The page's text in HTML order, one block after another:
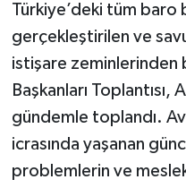
​Türkiye’deki tüm baro
gerçekleştirilen ve
istişare zeminlerinden
Başkanları Toplantısı,
gündemle toplandı.
icrasında yaşanan
problemlerin ve